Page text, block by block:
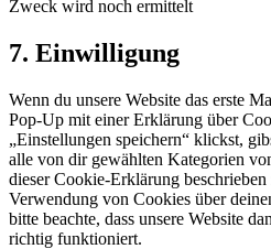
Zweck wird noch ermittelt
Consent
to
sonstiges
7. Einwilligung
Wenn du unsere Website das erste
Pop-Up mit einer Erklärung über
„Einstellungen speichern“ klickst,
alle von dir gewählten Kategorien
dieser Cookie-Erklärung
Verwendung von Cookies über
bitte beachte, dass unsere Website
richtig funktioniert.